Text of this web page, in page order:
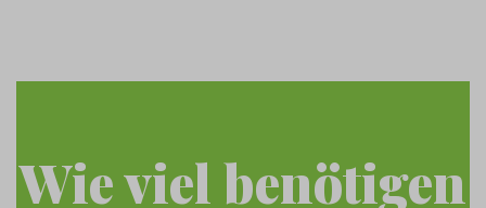
Wie viel benötigen